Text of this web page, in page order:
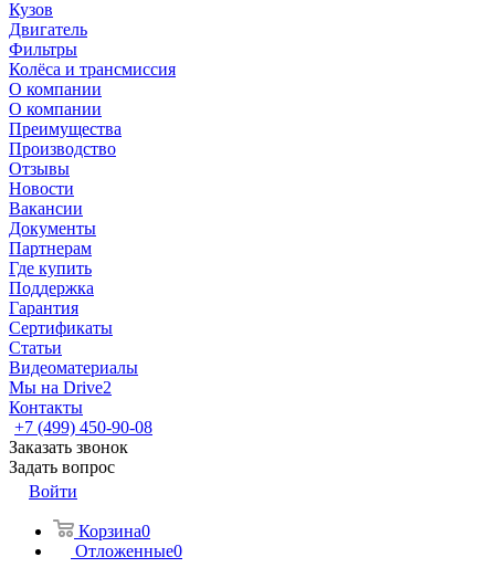
Кузов
Двигатель
Фильтры
Колёса и трансмиссия
О компании
О компании
Преимущества
Производство
Отзывы
Новости
Вакансии
Документы
Партнерам
Где купить
Поддержка
Гарантия
Сертификаты
Статьи
Видеоматериалы
Мы на Drive2
Контакты
+7 (499) 450-90-08
Заказать звонок
Задать вопрос
Войти
Корзина0
Отложенные0